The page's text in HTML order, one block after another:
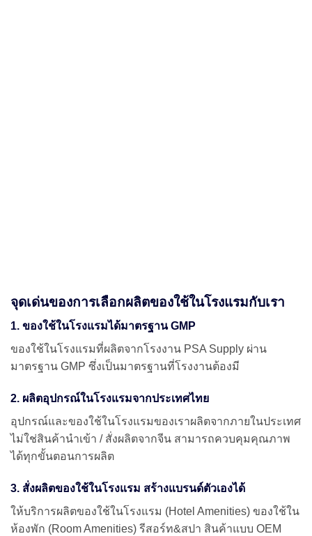
จุดเด่นของการเลือกผลิตของใช้ในโรงแรมกับเรา
1. ของใช้ในโรงแรมได้มาตรฐาน GMP
ของใช้ในโรงแรมที่ผลิตจากโรงงาน PSA Supply ผ่าน
มาตรฐาน GMP ซึ่งเป็นมาตรฐานที่โรงงานต้องมี
2. ผลิตอุปกรณ์ในโรงแรมจากประเทศไทย
อุปกรณ์และของใช้ในโรงแรมของเราผลิตจากภายในประเทศ
ไม่ใช่สินค้านำเข้า / สั่งผลิตจากจีน สามารถควบคุมคุณภาพ
ได้ทุกขั้นตอนการผลิต
3. สั่งผลิตของใช้ในโรงแรม สร้างแบรนด์ตัวเองได้
ให้บริการผลิตของใช้ในโรงแรม (Hotel Amenities) ของใช้ใน
ห้องพัก (Room Amenities) รีสอร์ท&สปา สินค้าแบบ OEM